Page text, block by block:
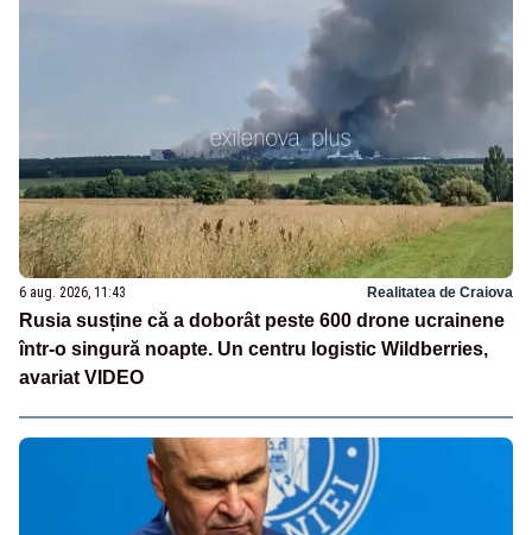
6 aug. 2026, 11:43 Realitatea de Craiova
Rusia susține că a doborât peste 600 drone ucrainene
într-o singură noapte. Un centru logistic Wildberries,
avariat VIDEO